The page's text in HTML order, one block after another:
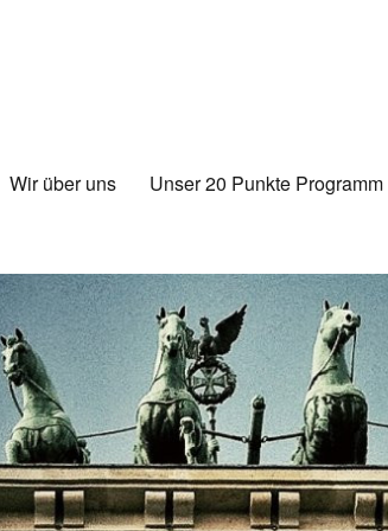
Wir über uns Unser 20 Punkte Programm